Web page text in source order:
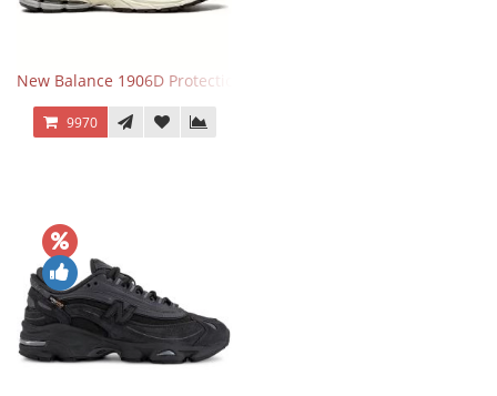
New Balance 1906D Protection Pack Black черные
9970